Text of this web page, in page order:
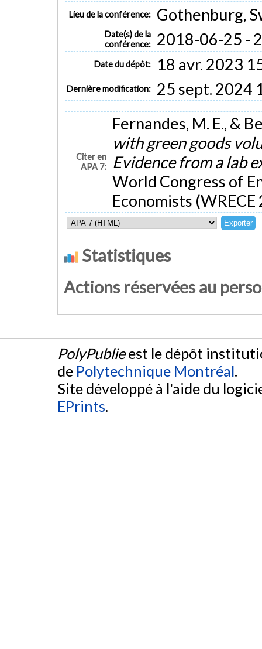
Lieu de la conférence: Gothenburg,
Date(s) de la
conférence:
2018-06-25 -
Date du dépôt: 18 avr. 2023
Dernière modification: 25 sept. 2024
Citer en
APA 7:
Fernandes, M. E., &
with green goods
Evidence from a lab
World Congress of
Economists
Statistiques
Actions réservées au
PolyPublieest le dépôt
de Polytechnique Montréal.
Site développé à l'aide du
EPrints.